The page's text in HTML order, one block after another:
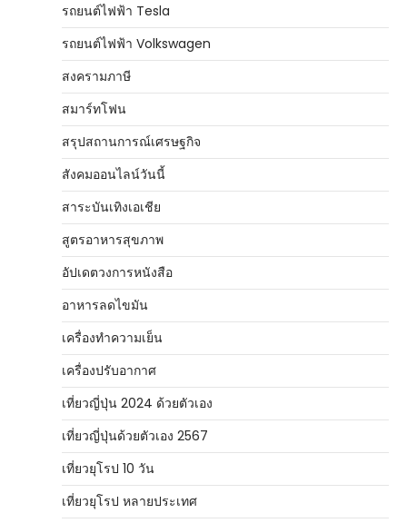
รถยนต์ไฟฟ้า Tesla
รถยนต์ไฟฟ้า Volkswagen
สงครามภาษี
สมาร์ทโฟน
สรุปสถานการณ์เศรษฐกิจ
สังคมออนไลน์วันนี้
สาระบันเทิงเอเชีย
สูตรอาหารสุขภาพ
อัปเดตวงการหนังสือ
อาหารลดไขมัน
เครื่องทำความเย็น
เครื่องปรับอากาศ
เที่ยวญี่ปุ่น 2024 ด้วยตัวเอง
เที่ยวญี่ปุ่นด้วยตัวเอง 2567
เที่ยวยุโรป 10 วัน
เที่ยวยุโรป หลายประเทศ